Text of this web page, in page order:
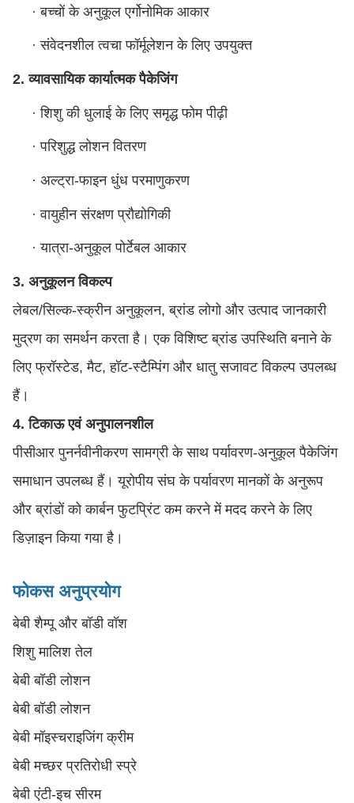
· बच्चों के अनुकूल एर्गोनोमिक आकार
· संवेदनशील त्वचा फॉर्मूलेशन के लिए उपयुक्त
2. व्यावसायिक कार्यात्मक पैकेजिंग
· शिशु की धुलाई के लिए समृद्ध फोम पीढ़ी
· परिशुद्ध लोशन वितरण
· अल्ट्रा-फाइन धुंध परमाणुकरण
· वायुहीन संरक्षण प्रौद्योगिकी
· यात्रा-अनुकूल पोर्टेबल आकार
3. अनुकूलन विकल्प
लेबल/सिल्क-स्क्रीन अनुकूलन, ब्रांड लोगो और उत्पाद जानकारी
मुद्रण का समर्थन करता है। एक विशिष्ट ब्रांड उपस्थिति बनाने के
लिए फ्रॉस्टेड, मैट, हॉट-स्टैम्पिंग और धातु सजावट विकल्प उपलब्ध
हैं।
4. टिकाऊ एवं अनुपालनशील
पीसीआर पुनर्नवीनीकरण सामग्री के साथ पर्यावरण-अनुकूल पैकेजिंग
समाधान उपलब्ध हैं। यूरोपीय संघ के पर्यावरण मानकों के अनुरूप
और ब्रांडों को कार्बन फुटप्रिंट कम करने में मदद करने के लिए
डिज़ाइन किया गया है।
फोकस अनुप्रयोग
बेबी शैम्पू और बॉडी वॉश
शिशु मालिश तेल
बेबी बॉडी लोशन
बेबी बॉडी लोशन
बेबी मॉइस्चराइजिंग क्रीम
बेबी मच्छर प्रतिरोधी स्प्रे
बेबी एंटी-इच सीरम